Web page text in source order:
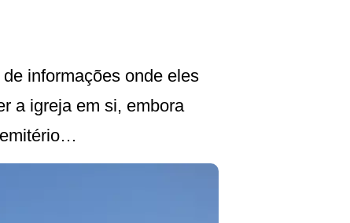
informações onde eles
a igreja em si, embora